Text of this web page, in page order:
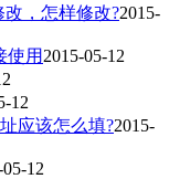
，怎样修改?2015-
使用 2015-05-12
12
应该怎么填?2015-
12